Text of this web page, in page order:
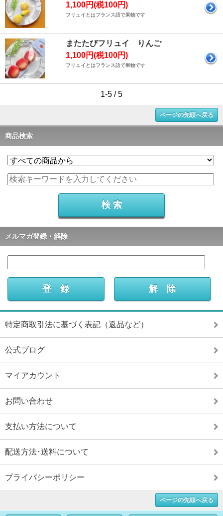
1,100円(税100円)
フリュイとはフランス語で果物です
またたびフリュイ りんご
1,100円(税100円)
フリュイとはフランス語で果物です
1-5 / 5
ページの先頭へ戻る
商品検索
メルマガ登録・解除
特定商取引法に基づく表記（返品など）
公式ブログ
マイアカウント
お問い合わせ
支払い方法について
配送方法･送料について
プライバシーポリシー
ページの先頭へ戻る